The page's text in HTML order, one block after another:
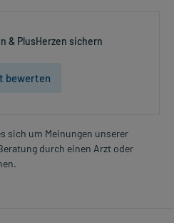
& PlusHerzen sichern
bewerten
sich um Meinungen unserer
durch einen Arzt oder